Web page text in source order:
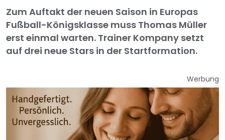
Zum Auftakt der neuen Saison in Europas
Fußball-Königsklasse muss Thomas Müller
erst einmal warten. Trainer Kompany setzt
auf drei neue Stars in der Startformation.
Werbung